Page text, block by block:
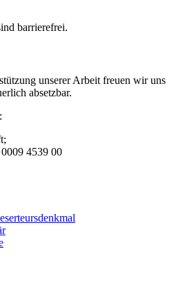
barrierefrei.
unserer Arbeit freuen wir uns
absetzbar.
4539 00